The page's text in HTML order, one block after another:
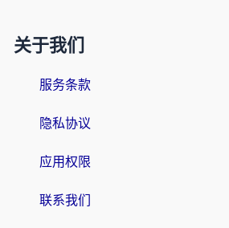
关于我们
服务条款
隐私协议
应用权限
联系我们